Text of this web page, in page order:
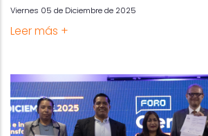
Viernes 05 de Diciembre de 2025
Leer más +